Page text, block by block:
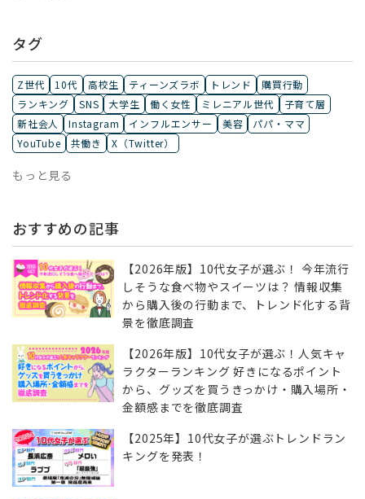
タグ
Z世代 10代 高校生 ティーンズラボ トレンド
購買行動
ランキング
SNS 大学生 働く女性 ミレニアル世代
子育て層
新社会人
Instagram インフルエンサー 美容
パパ・ママ
YouTube
共働き X（Twitter）
もっと見る
おすすめの記事
【2026年版】10代女子が選ぶ！ 今年流行
しそうな食べ物やスイーツは？ 情報収集
から購入後の行動まで、トレンド化する背
景を徹底調査
【2026年版】10代女子が選ぶ！人気キャ
ラクターランキング 好きになるポイント
から、グッズを買うきっかけ・購入場所・
金額感までを徹底調査
【2025年】10代女子が選ぶトレンドラン
キングを発表！